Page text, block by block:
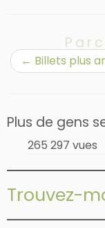
← Billets plus
Plus de gens
265 297 vues
Trouvez-